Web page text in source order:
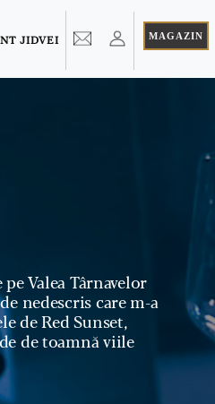
JIDVEI MAGAZIN
Valea Târnavelor
nedescris care m-a
de Red Sunset,
de toamnă viile